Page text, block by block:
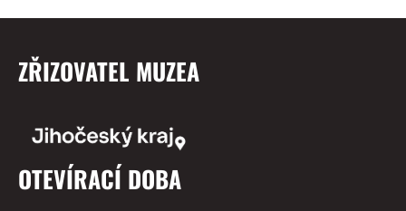
ZŘIZOVATEL MUZEA
OTEVÍRACÍ DOBA